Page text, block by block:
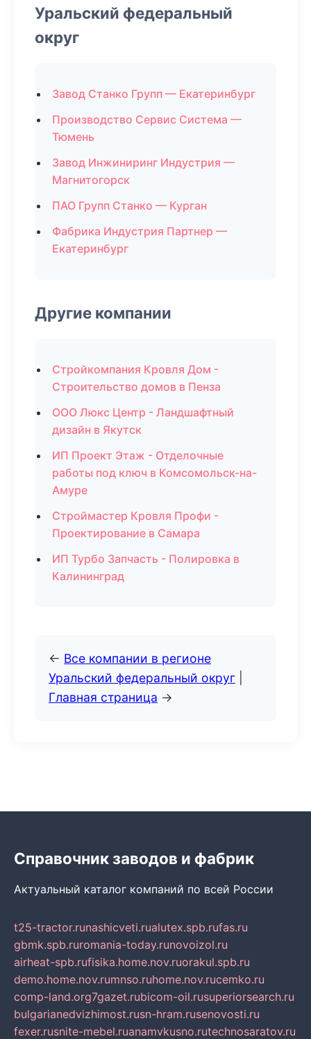
Уральский федеральный
округ
Завод Станко Групп — Екатеринбург
Производство Сервис Система —
Тюмень
Завод Инжиниринг Индустрия —
Магнитогорск
ПАО Групп Станко — Курган
Фабрика Индустрия Партнер —
Екатеринбург
Другие компании
Стройкомпания Кровля Дом -
Строительство домов в Пенза
ООО Люкс Центр - Ландшафтный
дизайн в Якутск
ИП Проект Этаж - Отделочные
работы под ключ в Комсомольск-на-
Амуре
Строймастер Кровля Профи -
Проектирование в Самара
ИП Турбо Запчасть - Полировка в
Калининград
← Все компании в регионе
Уральский федеральный округ
Главная страница →
Справочник заводов и фабрик
Актуальный каталог компаний по всей России
t25-tractor.runashicveti.rualutex.spb.rufas.ru
gbmk.spb.ruromania-today.runovoizol.ru
airheat-spb.rufisika.home.nov.ruorakul.spb.ru
demo.home.nov.rumnso.ruhome.nov.rucemko.ru
comp-land.org7gazet.rubicom-oil.rusuperiorsearch.ru
bulgarianedvizhimost.rusn-hram.rusenovosti.ru
fexer.rusnite-mebel.ruanamvkusno.rutechnosaratov.ru